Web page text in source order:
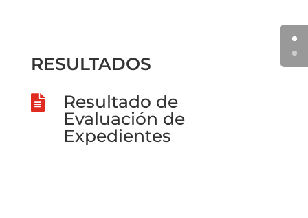
RESULTADOS

Resultado de
Evaluación de
Expedientes